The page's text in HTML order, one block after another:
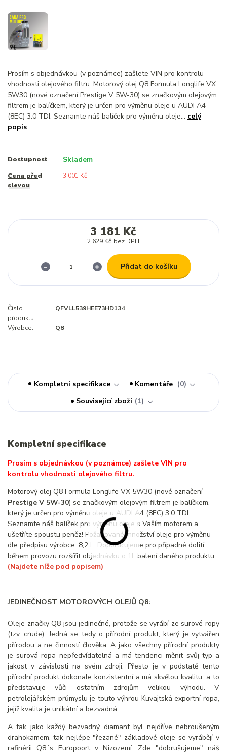
Prosím s objednávkou (v poznámce) zašlete VIN pro kontrolu
vhodnosti olejového filtru. Motorový olej Q8 Formula Longlife VX
5W30 (nové označení Prestige V 5W-30) se značkovým olejovým
filtrem je balíčkem, který je určen pro výměnu oleje u AUDI A4
(8EC) 3.0 TDI. Seznamte náš balíček pro výměnu oleje... celý
popis
Dostupnost Skladem
Cena před
slevou
3 001 Kč
3 181 Kč
2 629 Kč bez DPH
Přidat do košíku
Číslo
produktu:
QFVLL539HEE73HD134
Výrobce: Q8
Kompletní specifikace Komentáře
0
Související zboží
1
Kompletní specifikace
Prosím s objednávkou (v poznámce) zašlete VIN pro
kontrolu vhodnosti olejového filtru.
Motorový olej Q8 Formula Longlife VX 5W30 (nové označení
Prestige V 5W-30) se značkovým olejovým filtrem je balíčkem,
který je určen pro výměnu oleje u AUDI A4 (8EC) 3.0 TDI.
Seznamte náš balíček pro výměnu oleje s Vaším motorem a
ušetříte spoustu peněz! Požadované množství oleje pro výměnu
dle předpisu výrobce: 8,2 L. Doporučujeme pro případné dolití
během provozu rozšířit objednávku o 1L balení daného produktu.
(Najdete níže pod popisem)
JEDINEČNOST MOTOROVÝCH OLEJŮ Q8:
Oleje značky Q8 jsou jedinečné, protože se vyrábí ze surové ropy
(tzv. crude). Jedná se tedy o přírodní produkt, který je vytvářen
přírodou a ne činností člověka. A jako všechny přírodní produkty
je surová ropa nepředvídatelná a má tendenci měnit svůj typ a
jakost v závislosti na svém zdroji. Přesto je v podstatě tento
přírodní produkt dokonale konzistentní a má skvělou kvalitu, a to
představuje vůči ostatním zdrojům velikou výhodu. V
petrolejářském průmyslu je touto výhrou Kuvajtská exportní ropa,
jejíž kvalita je unikátní a bezvadná.
A tak jako každý bezvadný diamant byl nejdříve nebroušeným
drahokamem, tak nejlépe "řezané" základové oleje se vyrábějí v
rafinérii Q8´s Europoort v Nizozemí. Zde "dobrušujeme" náš